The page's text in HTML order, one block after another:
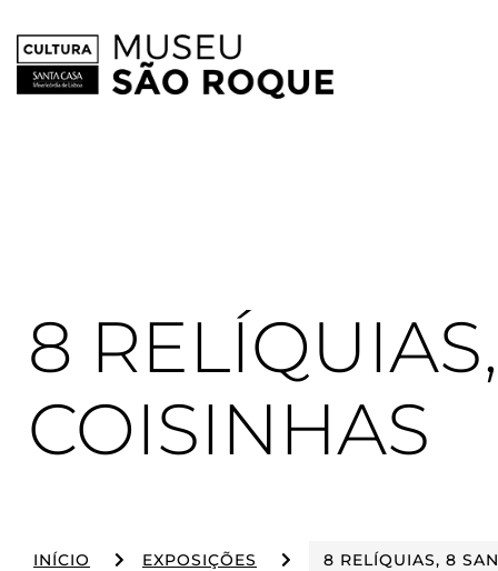
content
8
COISINHAS
INÍCIO EXPOSIÇÕES 8 RELÍQUIAS, 8